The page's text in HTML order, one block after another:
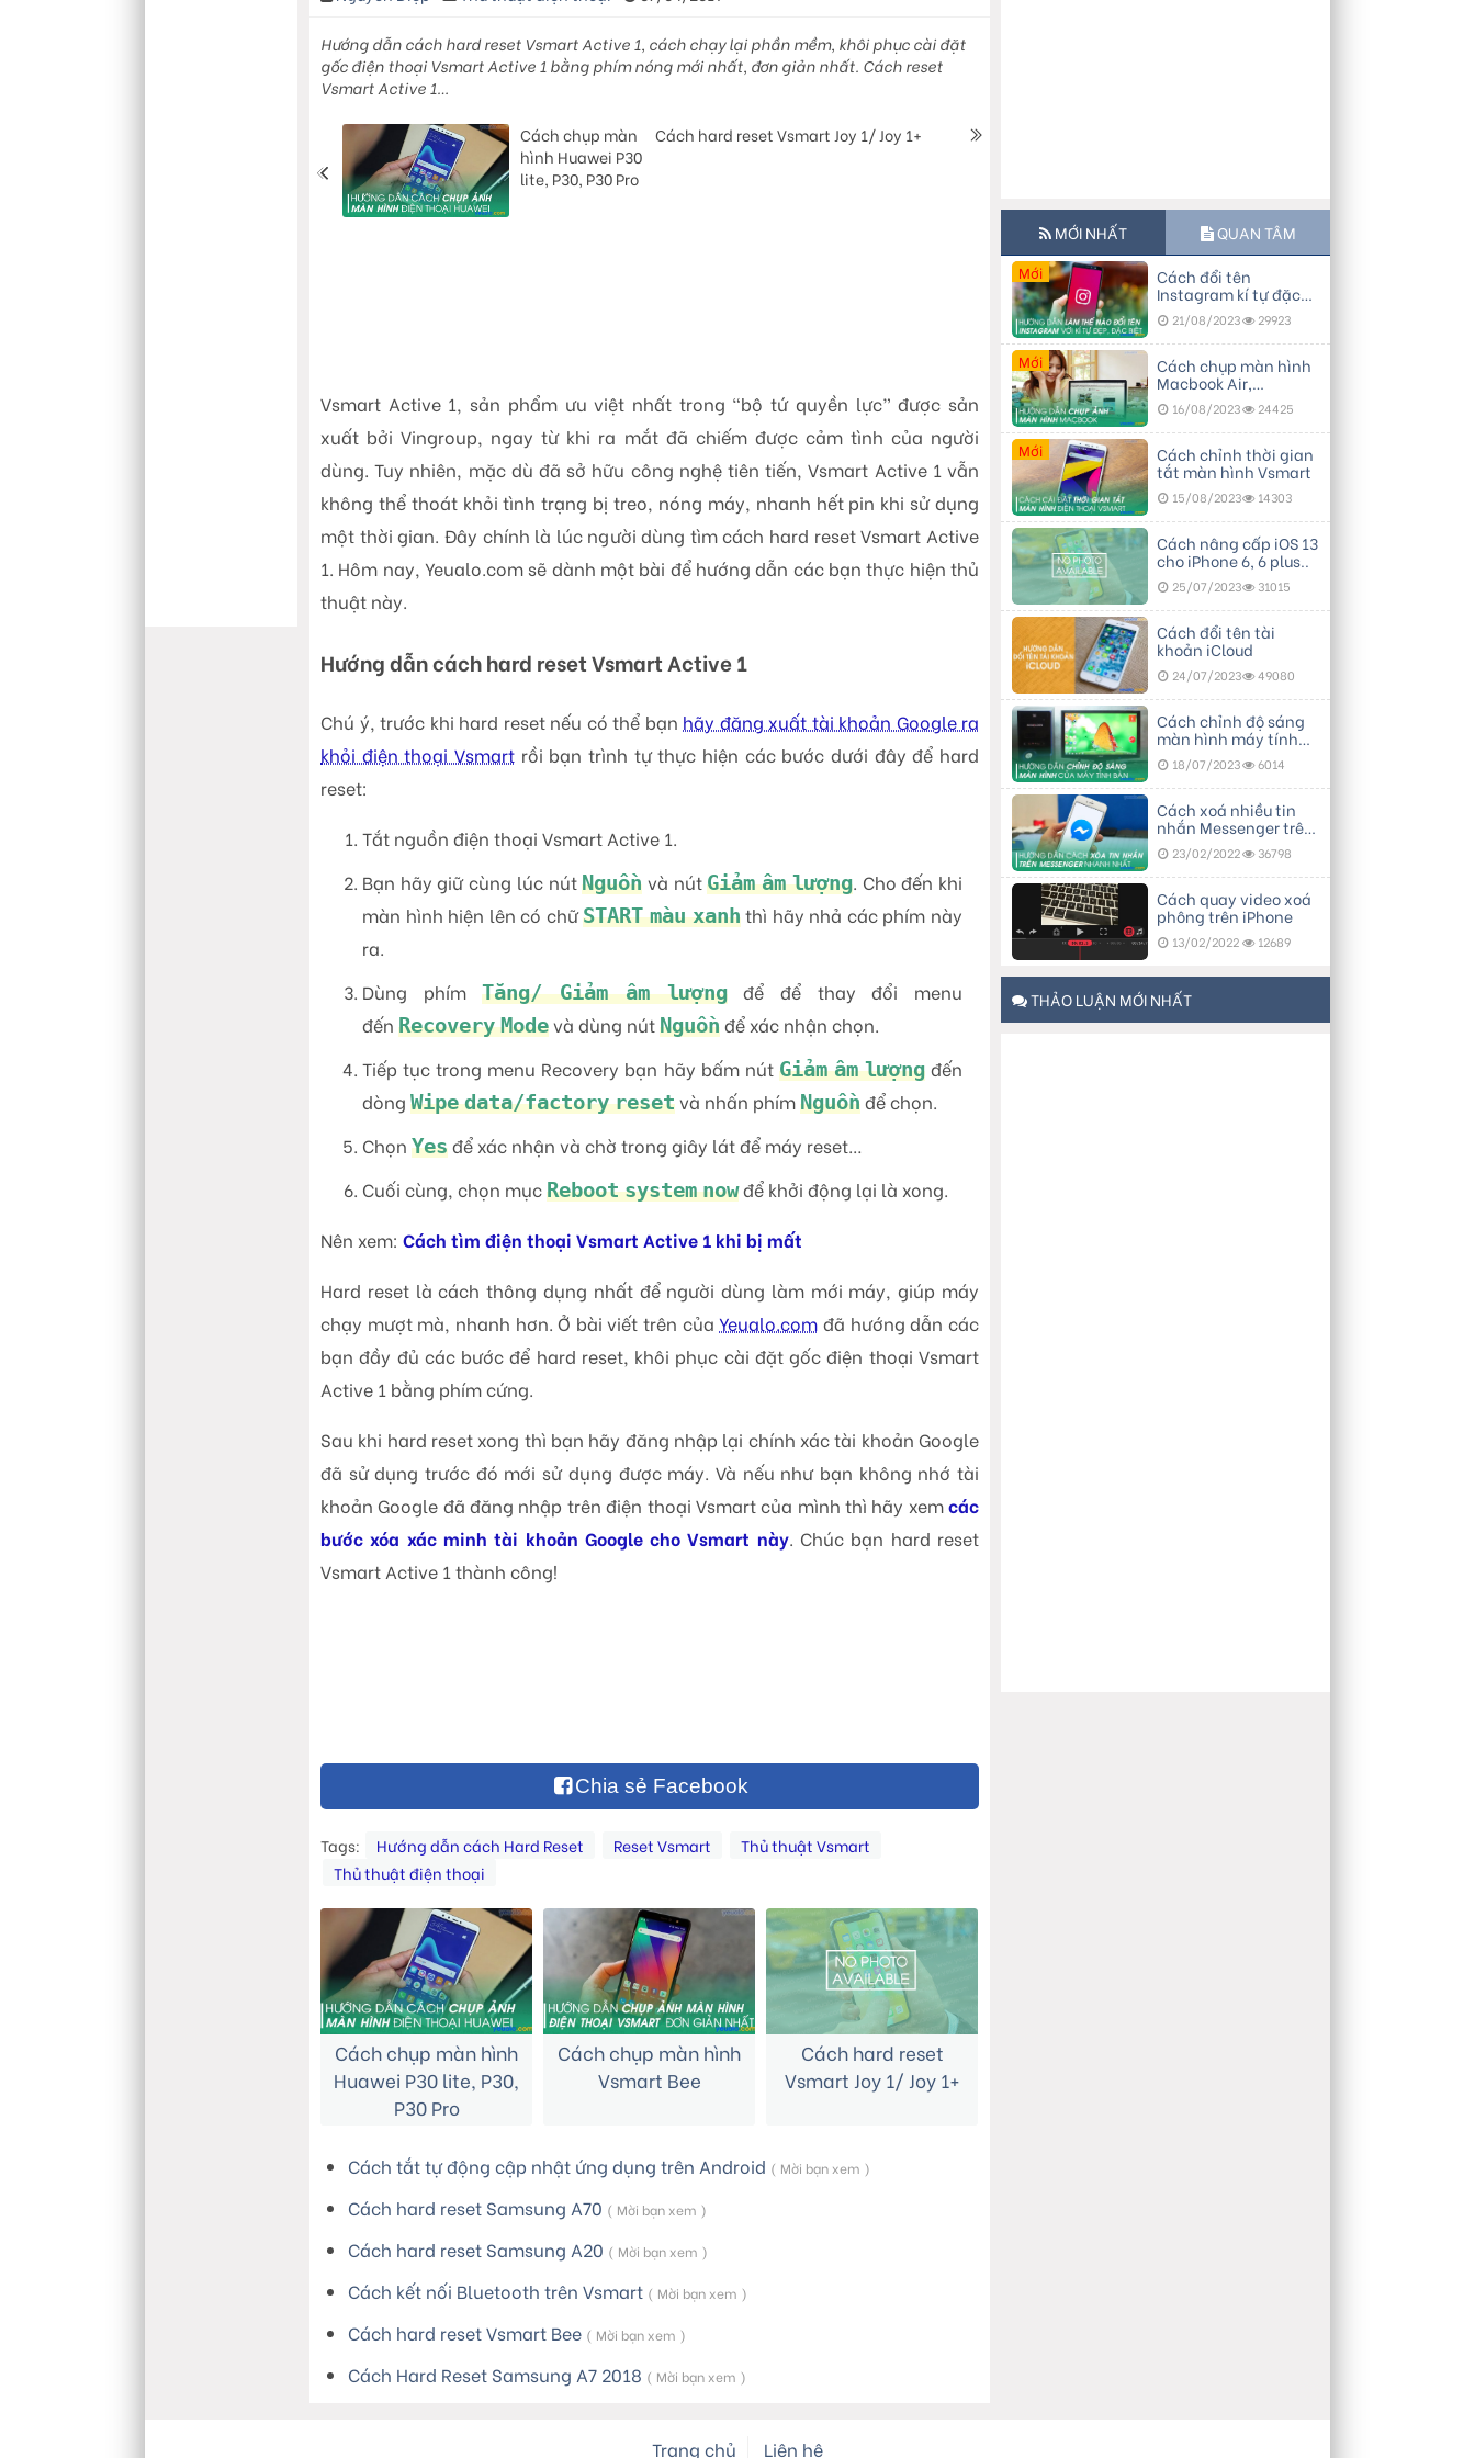
Hướng dẫn cách hard reset Vsmart Active 1, cách chạy lại phần mềm, khôi phục cài đặt
gốc điện thoại Vsmart Active 1 bằng phím nóng mới nhất, đơn giản nhất. Cách reset
Vsmart Active 1…
Cách chụp màn
hình Huawei P30
lite, P30, P30 Pro
Cách hard reset Vsmart Joy 1/ Joy 1+
Vsmart Active 1, sản phẩm ưu việt nhất trong “bộ tứ quyền lực” được sản
xuất bởi Vingroup, ngay từ khi ra mắt đã chiếm được cảm tình của người
dùng. Tuy nhiên, mặc dù đã sở hữu công nghệ tiên tiến, Vsmart Active 1 vẫn
không thể thoát khỏi tình trạng bị treo, nóng máy, nhanh hết pin khi sử dụng
một thời gian. Đây chính là lúc người dùng tìm cách hard reset Vsmart Active
1. Hôm nay, Yeualo.com sẽ dành một bài để hướng dẫn các bạn thực hiện thủ
thuật này.
Hướng dẫn cách hard reset Vsmart Active 1
Chú ý, trước khi hard reset nếu có thể bạn hãy đăng xuất tài khoản Google ra
khỏi điện thoại Vsmart rồi bạn trình tự thực hiện các bước dưới đây để hard
reset:
Tắt nguồn điện thoại Vsmart Active 1.
Bạn hãy giữ cùng lúc nútNguồn và nútGiảm âm lượng. Cho đến khi
màn hình hiện lên có chữSTART màu xanhthì hãy nhả các phím này
ra.
Dùng phímTăng/ Giảm âm lượngđể để thay đổi menu
đến Recovery Modevà dùng nútNguồnđể xác nhận chọn.
Tiếp tục trong menu Recovery bạn hãy bấm nút Giảm âm lượngđến
dòng Wipe data/factory resetvà nhấn phímNguồnđể chọn.
Chọn Yesđể xác nhận và chờ trong giây lát để máy reset…
Cuối cùng, chọn mụcReboot system nowđể khởi động lại là xong.
Nên xem: Cách tìm điện thoại Vsmart Active 1 khi bị mất
Hard reset là cách thông dụng nhất để người dùng làm mới máy, giúp máy
chạy mượt mà, nhanh hơn. Ở bài viết trên củaYeualo.com đã hướng dẫn các
bạn đầy đủ các bước để hard reset, khôi phục cài đặt gốc điện thoại Vsmart
Active 1 bằng phím cứng.
Sau khi hard reset xong thì bạn hãy đăng nhập lại chính xác tài khoản Google
đã sử dụng trước đó mới sử dụng được máy. Và nếu như bạn không nhớ tài
khoản Google đã đăng nhập trên điện thoại Vsmart của mình thì hãy xemcác
bước xóa xác minh tài khoản Google cho Vsmart này. Chúc bạn hard reset
Vsmart Active 1 thành công!
Chia sẻ Facebook
Tags: Hướng dẫn cách Hard Reset Reset Vsmart
Thủ thuật Vsmart
Thủ thuật điện thoại
Cách chụp màn hình
Huawei P30 lite, P30,
P30 Pro
Cách chụp màn hình
Vsmart Bee
Cách hard reset
Vsmart Joy 1/ Joy 1+
Cách tắt tự động cập nhật ứng dụng trên Android ( Mời bạn xem )
Cách hard reset Samsung A70 ( Mời bạn xem )
Cách hard reset Samsung A20 ( Mời bạn xem )
Cách kết nối Bluetooth trên Vsmart ( Mời bạn xem )
Cách hard reset Vsmart Bee ( Mời bạn xem )
Cách Hard Reset Samsung A7 2018 ( Mời bạn xem )
MỚI NHẤT QUAN TÂM
Mới Cách đổi tên
Instagram kí tự đặc
biệt, đẹp
21/08/2023 29923
Mới Cách chụp màn hình
Macbook Air,
Macbook Pro…
16/08/2023 24425
Mới Cách chỉnh thời gian
tắt màn hình Vsmart
15/08/2023 14303
Cách nâng cấp iOS 13
cho iPhone 6, 6 plus..
25/07/2023 31015
Cách đổi tên tài
khoản iCloud
24/07/2023 49080
Cách chỉnh độ sáng
màn hình máy tính
bàn18/07/2023 6014
Cách xoá nhiều tin
nhắn Messenger trên
điện thoại
23/02/2022 36798
Cách quay video xoá
phông trên iPhone
13/02/2022 12689
THẢO LUẬN MỚI NHẤT
Trang chủ Liên hệ